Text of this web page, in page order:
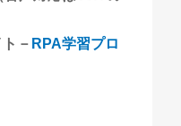
－ RPA学習プロ